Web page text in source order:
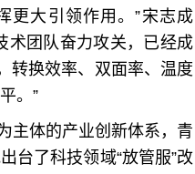
更大引领作用。”宋志成
术团队奋力攻关，已经成
转换效率、双面率、温度
。”
主体的产业创新体系，青
台了科技领域“放管服”改